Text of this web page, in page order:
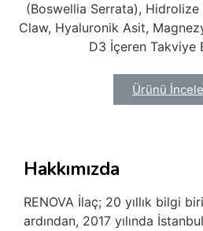
(Boswellia Serrata), Hidrolize
Claw, Hyaluronik Asit,
D3 İçeren Takviye
Ürünü
Hakkımızda
RENOVA İlaç; 20 yıllık bilgi
ardından, 2017 yılında